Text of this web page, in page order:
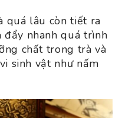
quá lâu còn tiết ra
nhanh quá trình
chất trong trà và
sinh vật như nấm